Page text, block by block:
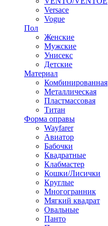
Versace
Vogue
Пол
Женские
Мужские
Унисекс
Детские
Материал
Комбинированная
Металлическая
Пластмассовая
Титан
Форма оправы
Wayfarer
Авиатор
Бабочки
Квадратные
Клабмастер
Кошки/Лисички
Круглые
Многогранник
Мягкий квадрат
Овальные
Панто